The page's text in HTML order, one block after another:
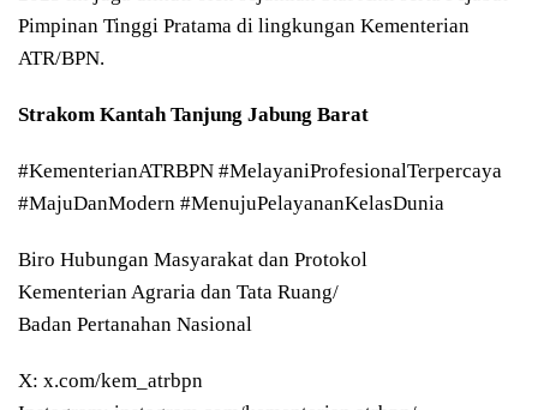
Pimpinan Tinggi Pratama di lingkungan Kementerian
ATR/BPN.
Strakom Kantah Tanjung Jabung Barat
#KementerianATRBPN #MelayaniProfesionalTerpercaya
#MajuDanModern #MenujuPelayananKelasDunia
Biro Hubungan Masyarakat dan Protokol
Kementerian Agraria dan Tata Ruang/
Badan Pertanahan Nasional
X: x.com/kem_atrbpn